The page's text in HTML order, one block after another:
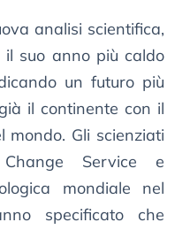
analisi scientifica,
il suo anno più caldo
un futuro più
il continente con il
mondo. Gli scienziati
Service e
mondiale nel
specificato che